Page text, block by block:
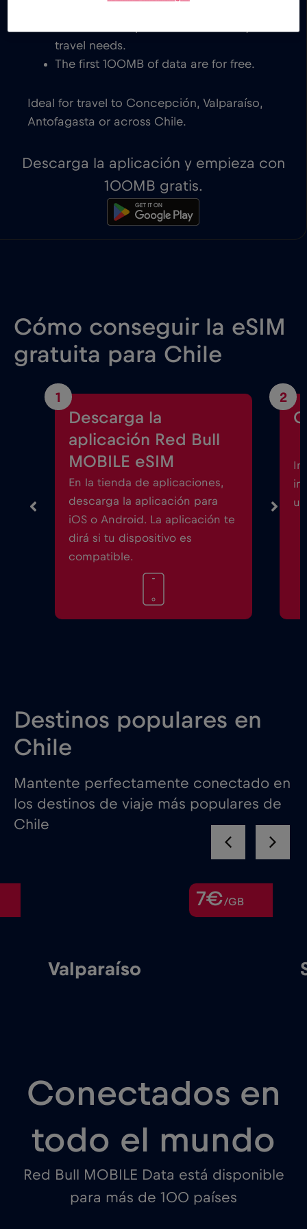
travel needs.
The first 100MB of data are for free.
Ideal for travel to Concepción, Valparaíso,
Antofagasta or across Chile.
Descarga la aplicación y empieza con
100MB gratis.
Cómo conseguir la eSIM
gratuita para Chile
1
Descarga la
aplicación Red Bull
MOBILE eSIM
En la tienda de aplicaciones,
descarga la aplicación para
iOS o Android. La aplicación te
dirá si tu dispositivo es
compatible.
2
Destinos populares en
Chile
Mantente perfectamente conectado en
los destinos de viaje más populares de
Chile
7€/GB
Valparaíso
Conectados en
todo el mundo
Red Bull MOBILE Data está disponible
para más de 100 países